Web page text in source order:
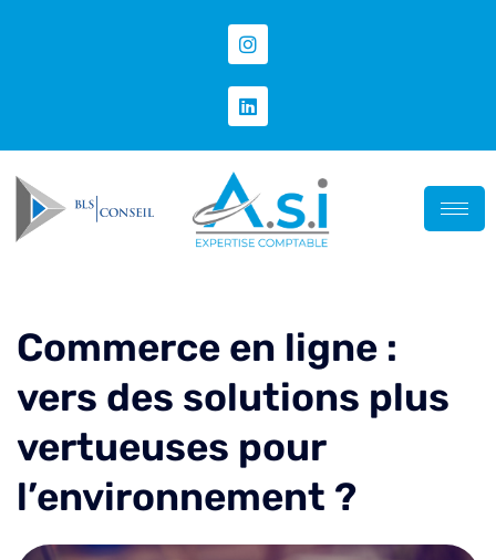
Commerce en ligne :
vers des solutions plus
vertueuses pour
l’environnement ?